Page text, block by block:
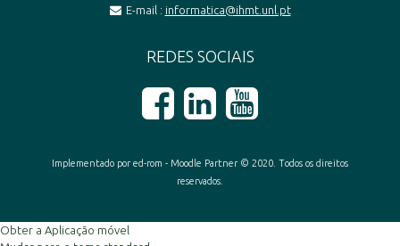
E-mail : informatica@ihmt.unl.pt
REDES SOCIAIS
Implementado por ed-rom - Moodle Partner © 2020. Todos os direitos
reservados.
Obter a Aplicação móvel